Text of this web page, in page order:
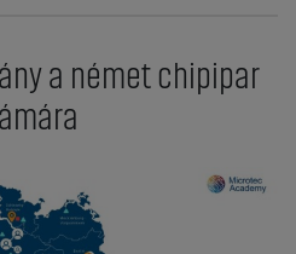
a német chipipar